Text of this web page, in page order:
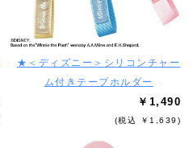
★＜ディズニー＞シリコンチャー
ム付きテープホルダー
￥1,490
(税込 ￥1,639)